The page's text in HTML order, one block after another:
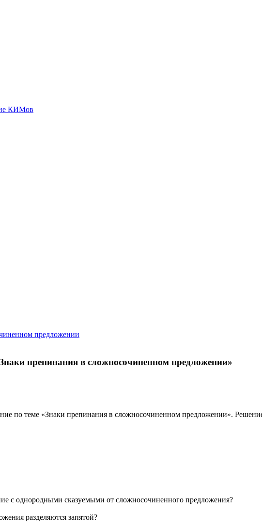
КИМов
предложении
препинания в сложносочиненном предложении»
по теме «Знаки препинания в сложносочиненном предложении».
с однородными сказуемыми от сложносочиненного предложения?
разделяются запятой?